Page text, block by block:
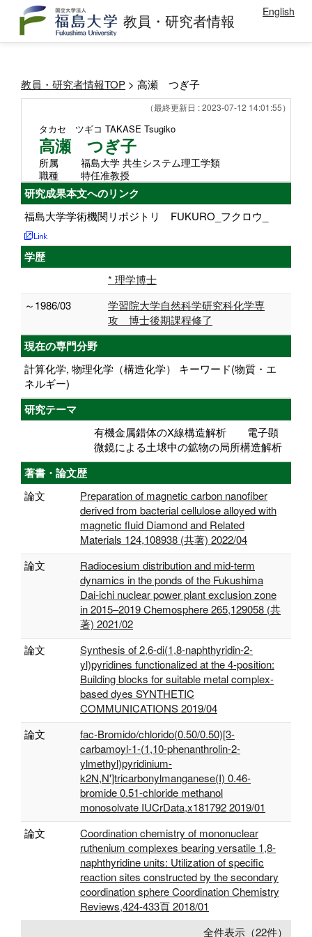
教員・研究者情報 English
教員・研究者情報TOP > 高瀬 つぎ子
（最終更新日 : 2023-07-12 14:01:55）
タカセ ツギコ TAKASE Tsugiko
高瀬 つぎ子
所属
福島大学 共生システム理工学類
職種
特任准教授
研究成果本文へのリンク
福島大学学術機関リポジトリ FUKURO_フクロウ_
学歴
* 理学博士
～1986/03
学習院大学自然科学研究科化学専
攻 博士後期課程修了
現在の専門分野
計算化学, 物理化学（構造化学） キーワード(物質・エ
ネルギー)
研究テーマ
有機金属錯体のX線構造解析 電子顕
微鏡による土壌中の鉱物の局所構造解析
著書・論文歴
論文
Preparation of magnetic carbon nanofiber
derived from bacterial cellulose alloyed with
magnetic fluid Diamond and Related
Materials 124,108938 (共著) 2022/04
論文
Radiocesium distribution and mid-term
dynamics in the ponds of the Fukushima
Dai-ichi nuclear power plant exclusion zone
in 2015–2019 Chemosphere 265,129058 (共
著) 2021/02
論文
Synthesis of 2,6-di(1,8-naphthyridin-2-
yl)pyridines functionalized at the 4-position:
Building blocks for suitable metal complex-
based dyes SYNTHETIC
COMMUNICATIONS 2019/04
論文
fac-Bromido/chlorido(0.50/0.50)[3-
carbamoyl-1-(1,10-phenanthrolin-2-
ylmethyl)pyridinium-
k2N,N']tricarbonylmanganese(I) 0.46-
bromide 0.51-chloride methanol
monosolvate IUCrData,x181792 2019/01
論文
Coordination chemistry of mononuclear
ruthenium complexes bearing versatile 1,8-
naphthyridine units: Utilization of specific
reaction sites constructed by the secondary
coordination sphere Coordination Chemistry
Reviews,424-433頁 2018/01
全件表示（22件）